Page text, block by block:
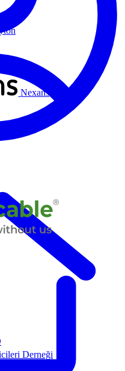
Nexans
Derneği